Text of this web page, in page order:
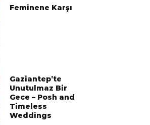
Feminene Karşı
Gaziantep’te
Unutulmaz Bir
Gece – Posh and
Timeless
Weddings